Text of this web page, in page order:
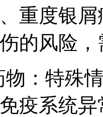
重度银
的风险
物：特殊
疫系统